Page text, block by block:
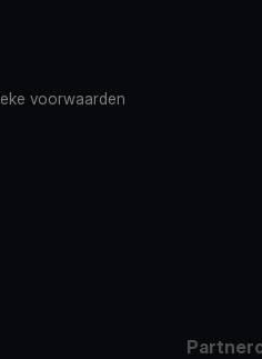
voorwaarden